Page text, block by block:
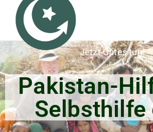
Jetzt Gutes tun!
Pakistan-
Selbsthilfe